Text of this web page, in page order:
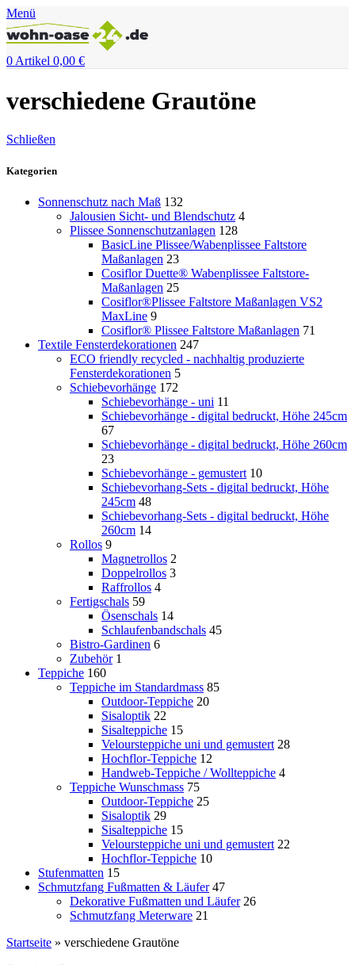
Menü
0Artikel 0,00 €
verschiedene Grautöne
Schließen
Kategorien
Sonnenschutz nach Maß 132
Jalousien Sicht- und Blendschutz 4
Plissee Sonnenschutzanlagen 128
BasicLine Plissee/Wabenplissee Faltstore
Maßanlagen 23
Cosiflor Duette® Wabenplissee Faltstore-
Maßanlagen 25
Cosiflor®Plissee Faltstore Maßanlagen VS2
MaxLine 9
Cosiflor® Plissee Faltstore Maßanlagen 71
Textile Fensterdekorationen 247
ECO friendly recycled - nachhaltig produzierte
Fensterdekorationen 5
Schiebevorhänge 172
Schiebevorhänge - uni 11
Schiebevorhänge - digital bedruckt, Höhe 245cm
67
Schiebevorhänge - digital bedruckt, Höhe 260cm
23
Schiebevorhänge - gemustert 10
Schiebevorhang-Sets - digital bedruckt, Höhe
245cm 48
Schiebevorhang-Sets - digital bedruckt, Höhe
260cm 14
Rollos 9
Magnetrollos 2
Doppelrollos 3
Raffrollos 4
Fertigschals 59
Ösenschals 14
Schlaufenbandschals 45
Bistro-Gardinen 6
Zubehör 1
Teppiche 160
Teppiche im Standardmass 85
Outdoor-Teppiche 20
Sisaloptik 22
Sisalteppiche 15
Veloursteppiche uni und gemustert 28
Hochflor-Teppiche 12
Handweb-Teppiche / Wollteppiche 4
Teppiche Wunschmass 75
Outdoor-Teppiche 25
Sisaloptik 29
Sisalteppiche 15
Veloursteppiche uni und gemustert 22
Hochflor-Teppiche 10
Stufenmatten 15
Schmutzfang Fußmatten & Läufer 47
Dekorative Fußmatten und Läufer 26
Schmutzfang Meterware 21
Startseite » verschiedene Grautöne